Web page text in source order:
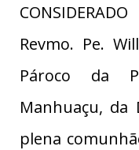
Revmo. Pe.
Pároco da
Manhuaçu, da
plena